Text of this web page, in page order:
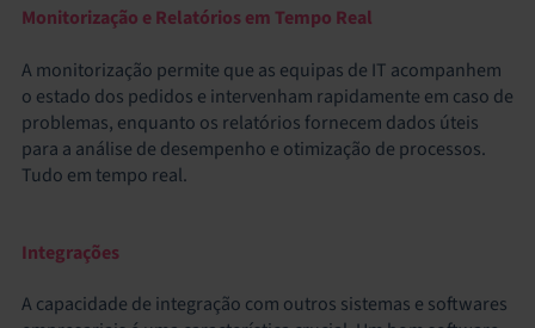
Monitorização e Relatórios em Tempo Real
A monitorização permite que as equipas de IT acompanhem
o estado dos pedidos e intervenham rapidamente em caso de
problemas, enquanto os relatórios fornecem dados úteis
para a análise de desempenho e otimização de processos.
Tudo em tempo real.
Integrações
A capacidade de integração com outros sistemas e softwares